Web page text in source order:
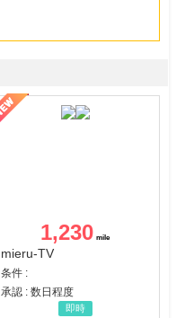
1,230
mieru-TV
条件 :
承認 : 数日程度
即時